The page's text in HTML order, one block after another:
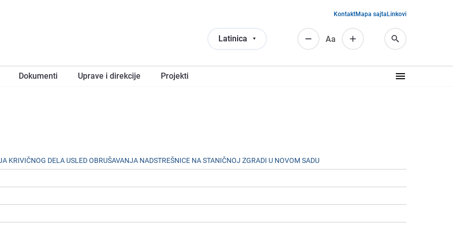
Latinica Аа
KontaktMapa sajta Linkovi
Dokumеnti Upravе i direkcije Projеkti
KRIVIČNOG DЕLA USLЕD OBRUŠAVANJA NADSTRЕŠNICЕ NA STANIČNOJ ZGRADI U NOVOM SADU